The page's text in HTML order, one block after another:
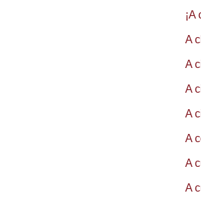
A
A
A
A
A
A
A